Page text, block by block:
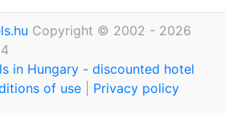
Copyright © 2002 - 2026
in Hungary - discounted hotel
of use Privacy policy